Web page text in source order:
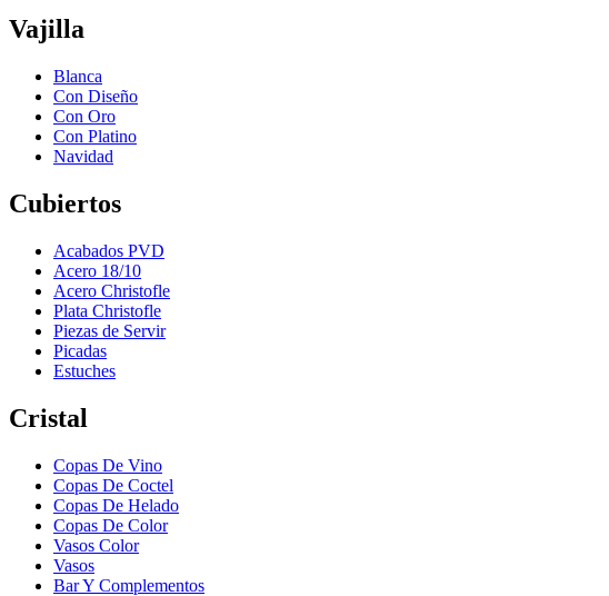
Vajilla
Blanca
Con Diseño
Con Oro
Con Platino
Navidad
Cubiertos
Acabados PVD
Acero 18/10
Acero Christofle
Plata Christofle
Piezas de Servir
Picadas
Estuches
Cristal
Copas De Vino
Copas De Coctel
Copas De Helado
Copas De Color
Vasos Color
Vasos
Bar Y Complementos